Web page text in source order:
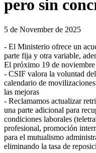
pero sin
5 de November de 2025
- El Ministerio ofrece un
parte fija y otra variable,
El próximo 19 de noviembre
- CSIF valora la voluntad
calendario de
las mejoras
- Reclamamos actualizar
una parte adicional para
condiciones laborales
profesional, promoción
para el mutualismo
eliminando la tasa de